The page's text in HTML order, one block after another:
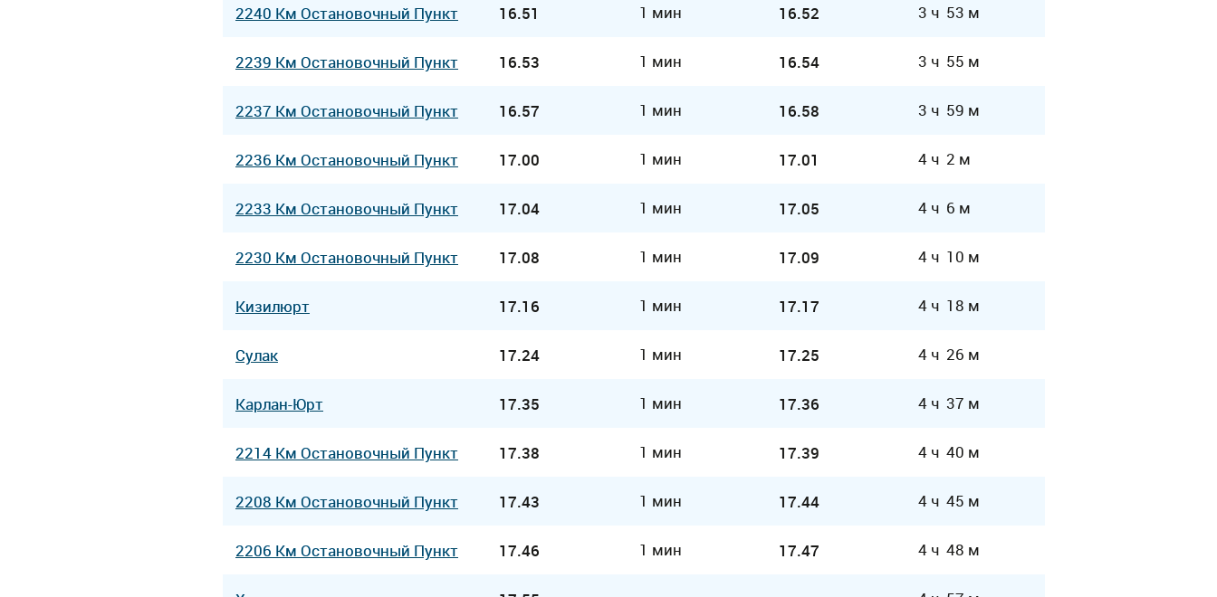
2240 Км Остановочный Пункт 16.51 1 мин 16.52 3 ч 53 м
2239 Км Остановочный Пункт 16.53 1 мин 16.54 3 ч 55 м
2237 Км Остановочный Пункт 16.57 1 мин 16.58 3 ч 59 м
2236 Км Остановочный Пункт 17.00 1 мин 17.01 4 ч 2 м
2233 Км Остановочный Пункт 17.04 1 мин 17.05 4 ч 6 м
2230 Км Остановочный Пункт 17.08 1 мин 17.09 4 ч 10 м
Кизилюрт 17.16 1 мин 17.17 4 ч 18 м
Сулак 17.24 1 мин 17.25 4 ч 26 м
Карлан-Юрт 17.35 1 мин 17.36 4 ч 37 м
2214 Км Остановочный Пункт 17.38 1 мин 17.39 4 ч 40 м
2208 Км Остановочный Пункт 17.43 1 мин 17.44 4 ч 45 м
2206 Км Остановочный Пункт 17.46 1 мин 17.47 4 ч 48 м